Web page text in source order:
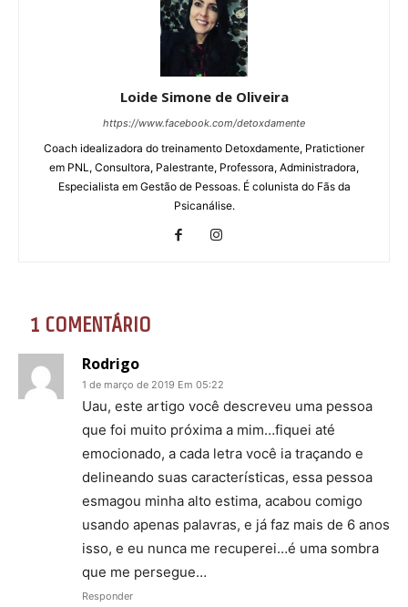
Loide Simone de Oliveira
https://www.facebook.com/detoxdamente
Coach idealizadora do treinamento Detoxdamente, Pratictioner
em PNL, Consultora, Palestrante, Professora, Administradora,
Especialista em Gestão de Pessoas. É colunista do Fãs da
Psicanálise.
1 COMENTÁRIO
Rodrigo
1 de março de 2019 Em 05:22
Uau, este artigo você descreveu uma pessoa
que foi muito próxima a mim…fiquei até
emocionado, a cada letra você ia traçando e
delineando suas características, essa pessoa
esmagou minha alto estima, acabou comigo
usando apenas palavras, e já faz mais de 6 anos
isso, e eu nunca me recuperei…é uma sombra
que me persegue…
Responder